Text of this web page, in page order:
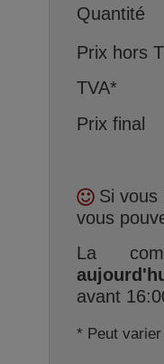
Quantité
Prix hors
TVA*
Prix final
Si vous
vous
La
avant
* Peut